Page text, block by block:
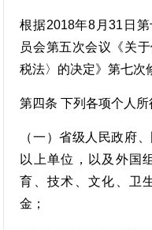
根据2018年8月31日
员会第五次会议《关
税法〉的决定》第七次
第四条 下列各项个人所
（一）省级人民政府
以上单位，以及外国
育、技术、文化、卫
金；